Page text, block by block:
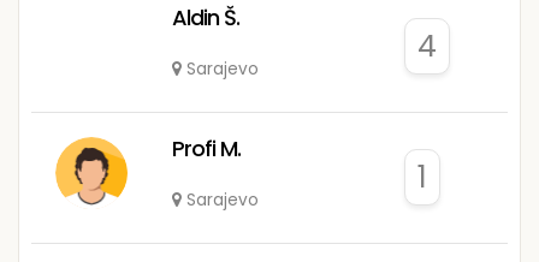
Aldin Š.
Sarajevo
4
Profi M.
Sarajevo
1